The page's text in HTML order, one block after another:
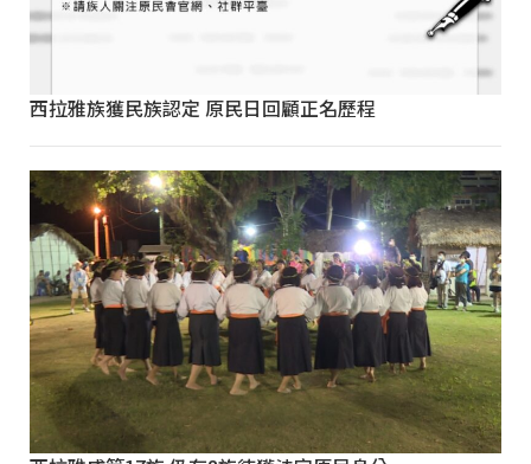
西拉雅族獲民族認定 原民日回顧正名歷程